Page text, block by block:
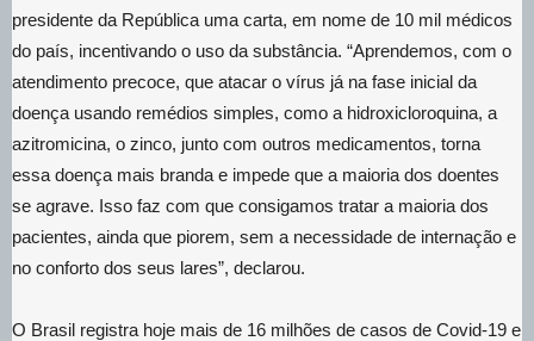
presidente da República uma carta, em nome de 10 mil médicos
do país, incentivando o uso da substância. “Aprendemos, com o
atendimento precoce, que atacar o vírus já na fase inicial da
doença usando remédios simples, como a hidroxicloroquina, a
azitromicina, o zinco, junto com outros medicamentos, torna
essa doença mais branda e impede que a maioria dos doentes
se agrave. Isso faz com que consigamos tratar a maioria dos
pacientes, ainda que piorem, sem a necessidade de internação e
no conforto dos seus lares”, declarou.
O Brasil registra hoje mais de 16 milhões de casos de Covid-19 e